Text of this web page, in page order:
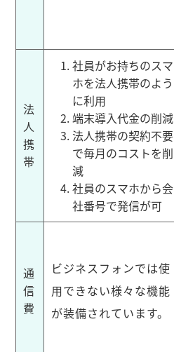
法
人
携
帯
社員がお持ちのスマ
ホを法人携帯のよう
に利用
端末導入代金の削減
法人携帯の契約不要
で毎月のコストを削
減
社員のスマホから会
社番号で発信が可
通
信
費
ビジネスフォンでは使
用できない様々な機能
が装備されています。